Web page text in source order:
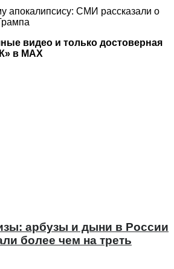
апокалипсису: СМИ рассказали о
видео и только достоверная
в MAX
арбузы и дыни в России
более чем на треть